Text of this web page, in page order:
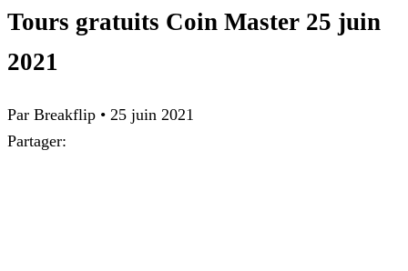
Tours gratuits Coin Master 25 juin
2021
Par Breakflip • 25 juin 2021
Partager: